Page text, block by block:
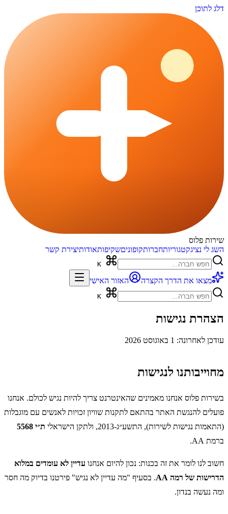
דלג לתוכן
שירות פלוס
השג לי נציגקטגוריותחברותקופוניםשקיפותאודותיצירת קשר
מצאו את הדרך הקצרה האזור האישי
הצהרת נגישות
עודכן לאחרונה: 1 באוגוסט 2026
מחוייבותנו לנגישות
בשירות פלוס אנחנו מאמינים שהאינטרנט צריך להיות נגיש לכולם. אנחנו
פועלים להנגשת האתר בהתאם לתקנות שוויון זכויות לאנשים עם מוגבלות
(התאמות נגישות לשירות), התשע״ג-2013, ולתקן הישראלי
ת״י 5568
ברמת AA.
חשוב לנו לומר את זה בכנות: נכון להיום אנחנו עדיין לא עומדים במלוא
הדרישות של רמה AA
. בסעיף "מה עדיין לא נגיש" פירטנו בדיוק מה חסר
ומה נעשה בנדון.